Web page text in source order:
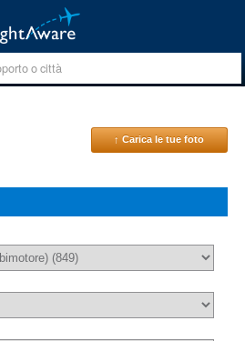
↑ Carica le tue foto